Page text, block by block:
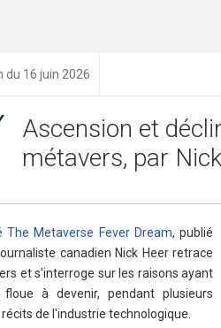
du 16 juin 2026
Ascension et
métavers, par
The Metaverse Fever Dream, publié
canadien Nick Heer retrace
et s'interroge sur les raisons ayant
à devenir, pendant plusieurs
de l'industrie technologique.